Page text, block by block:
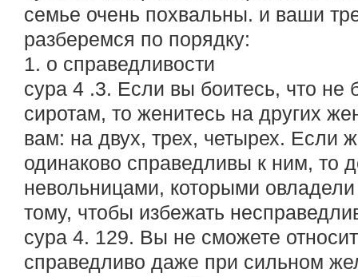
семье очень похвальны. и ваши
разберемся по порядку:
1. о справедливости
сура 4 .3. Если вы боитесь, что не
сиротам, то женитесь на других
вам: на двух, трех, четырех. Если
одинаково справедливы к ним, то
невольницами, которыми
тому, чтобы избежать
сура 4. 129. Вы не сможете
справедливо даже при сильном